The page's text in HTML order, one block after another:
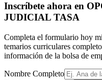
Inscríbete ahora en
JUDICIAL TASA
Completa el formulario hoy
temarios curriculares
información de la bolsa de
Nombre Completo